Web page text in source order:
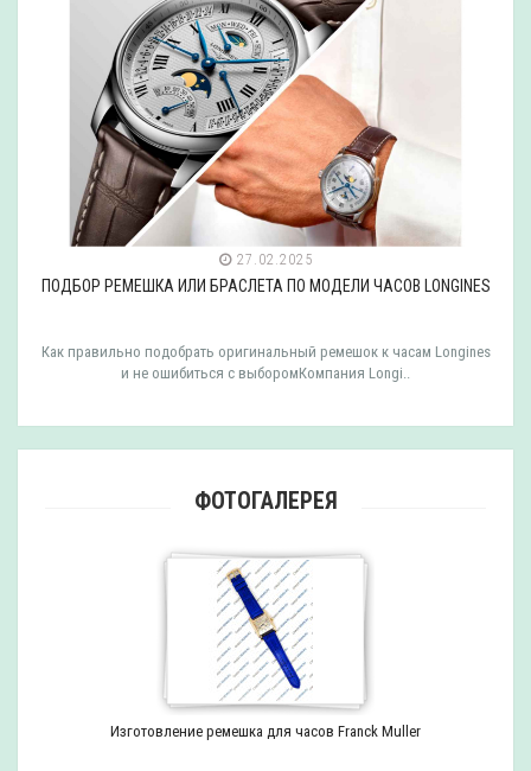
27.02.2025
ПОДБОР РЕМЕШКА ИЛИ БРАСЛЕТА ПО МОДЕЛИ ЧАСОВ LONGINES
Как правильно подобрать оригинальный ремешок к часам Longines
и не ошибиться с выборомКомпания Longi..
ФОТОГАЛЕРЕЯ
Изготовление ремешка для часов Franck Muller